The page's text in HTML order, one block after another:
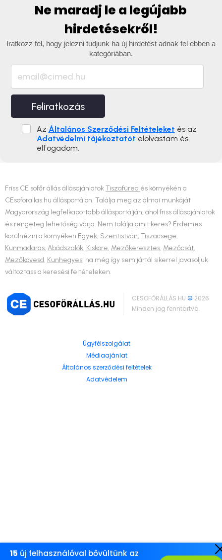
Ne maradj le a legújabb
hirdetésekről!
Iratkozz fel, hogy jelezni tudjunk ha új hirdetést adnak fel ebben a
kategóriában.
Feliratkozás
Az Általános Szerződési Feltételeket és az
Adatvédelmi tájékoztatót elolvastam és
elfogadom.
Friss CE sofőr állás állásajánlatok Tiszafüred és környékén a
CEsoforallas.hu állásportálon. Találja meg az álmai munkáját
Magyarország legfelkapottabb állásportálján, ahol friss állásajánlatok
és rengeteg lehetőség várja. Nem találja amit keres? Érdemes
körülnézni a környéken Egyek, Szentistván, Tiszacsege,
Kunmadaras, Abádszalók, Kisköre, Mezőkeresztes, Mezőcsát,
Mezőkövesd, Kunhegyes, ha még így sem jártál sikerrel javasoljuk
változtass a keresési feltételeken.
CESOFŐRÁLLÁS.HU© 2026
Minden jog fenntartva.
Ügyfélszolgálat
Médiaajánlat
Általános szerződési feltételek
Adatvédelem
15 új felhasználóval bővültünk az